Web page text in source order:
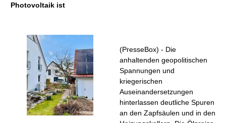
Photovoltaik ist
(PresseBox) - Die
anhaltenden geopolitischen
Spannungen und
kriegerischen
Auseinandersetzungen
hinterlassen deutliche Spuren
an den Zapfsäulen und in den